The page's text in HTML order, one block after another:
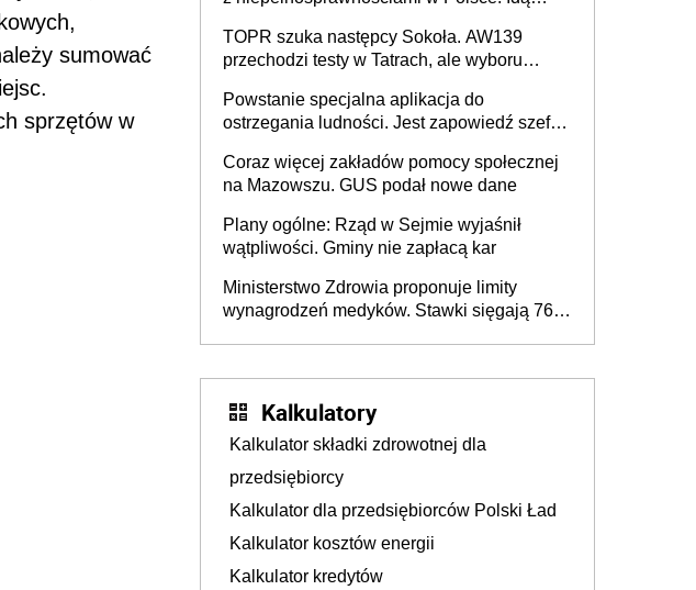
sumować
sprzętów w
TOPR szuka następcy Sokoła. AW139
przechodzi testy w Tatrach, ale wyboru
Powstanie specjalna aplikacja do
ostrzegania ludności. Jest zapowiedź szefa
Coraz więcej zakładów pomocy społecznej
na Mazowszu. GUS podał nowe dane
Plany ogólne: Rząd w Sejmie wyjaśnił
wątpliwości. Gminy nie zapłacą kar
Ministerstwo Zdrowia proponuje limity
wynagrodzeń medyków. Stawki sięgają 76,8
Kalkulatory
Kalkulator składki zdrowotnej dla
przedsiębiorcy
Kalkulator dla przedsiębiorców Polski Ład
Kalkulator kosztów energii
Kalkulator kredytów